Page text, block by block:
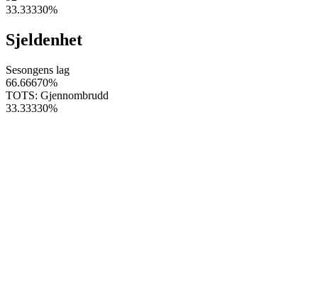
33.33330%
Sjeldenhet
Sesongens lag
66.66670%
TOTS: Gjennombrudd
33.33330%